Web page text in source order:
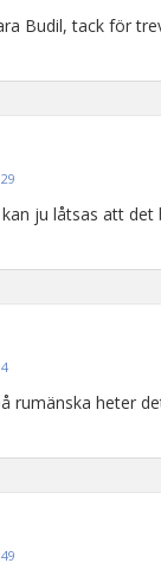
Budil, tack för
ju låtsas att
rumänska heter